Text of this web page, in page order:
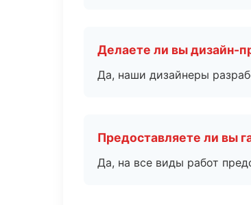
Делаете ли вы дизайн-
Да, наши дизайнеры
Предоставляете ли вы
Да, на все виды работ